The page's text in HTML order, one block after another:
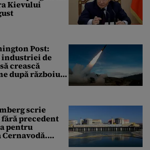
Kievului
Post:
industriei de
crească
după războiul
scrie
precedent
pentru
Cernavodă.
câștigat nouă